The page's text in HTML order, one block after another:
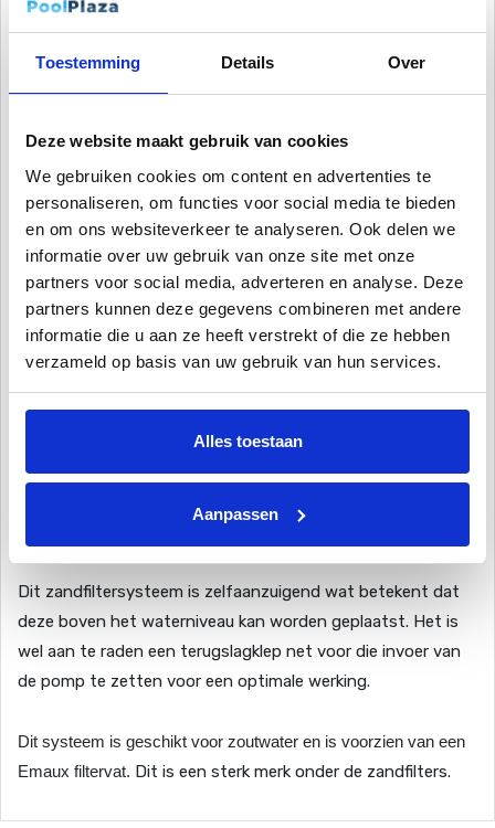
Toestemming Details Over
Deze website maakt gebruik van cookies
We gebruiken cookies om content en advertenties te
personaliseren, om functies voor social media te bieden
en om ons websiteverkeer te analyseren. Ook delen we
informatie over uw gebruik van onze site met onze
partners voor social media, adverteren en analyse. Deze
partners kunnen deze gegevens combineren met andere
informatie die u aan ze heeft verstrekt of die ze hebben
verzameld op basis van uw gebruik van hun services.
Alles toestaan
Aanpassen
leidingen aan het systeem, waarna het zandfilter gereed is
Onderhoud van uwzandfilterset.
De zwembadfilters vanPoolPlazavereisen weinig onderhoud.
In de winter kunt u het water met een enkele handeling via
de aftapkraan aftappen uit het zandfiltervat. Ook de
zwembadpomp is met een eenvoudige handeling
vorstbestendig. Het reinigen en terugspoelen van het
zandfilter systeem is via de meerstandenklep ook snel
gedaan. Op de manometer in meerstandklep is eenvoudig te
zwembad door, totdat het water in het kijkglas weer een
heldere kleur heeft gekregen.
Dit zandfiltersysteem is zelfaanzuigend wat betekent dat
deze boven het waterniveau kan worden geplaatst. Het is
wel aan te raden een terugslagklep net voor die invoer van
de pomp te zetten voor een optimale werking.
Dit systeem is geschikt voor zoutwater en is voorzien van een
Emaux filtervat. Dit is een sterk merk onder de zandfilters.